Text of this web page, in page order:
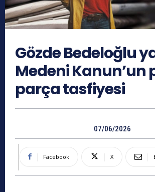
Gözde Bedeloğlu
Medeni Kanun’un
parça tasfiyesi
07/06/2026
Facebook X